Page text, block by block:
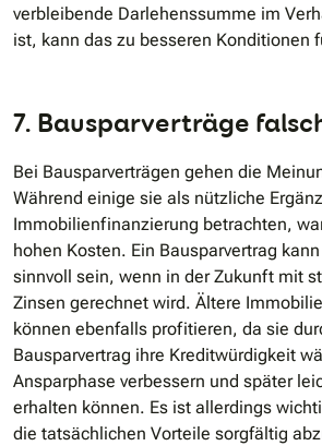
verbleibende Darlehenssumme im
ist, kann das zu besseren Konditionen
7. Bausparverträge
Bei Bausparverträgen gehen die
Während einige sie als nützliche
Immobilienfinanzierung betrachten,
hohen Kosten. Ein Bausparvertrag
sinnvoll sein, wenn in der Zukunft mit
Zinsen gerechnet wird. Ältere
können ebenfalls profitieren, da sie
Bausparvertrag ihre Kreditwürdigkeit
Ansparphase verbessern und später
erhalten können. Es ist allerdings
die tatsächlichen Vorteile sorgfältig